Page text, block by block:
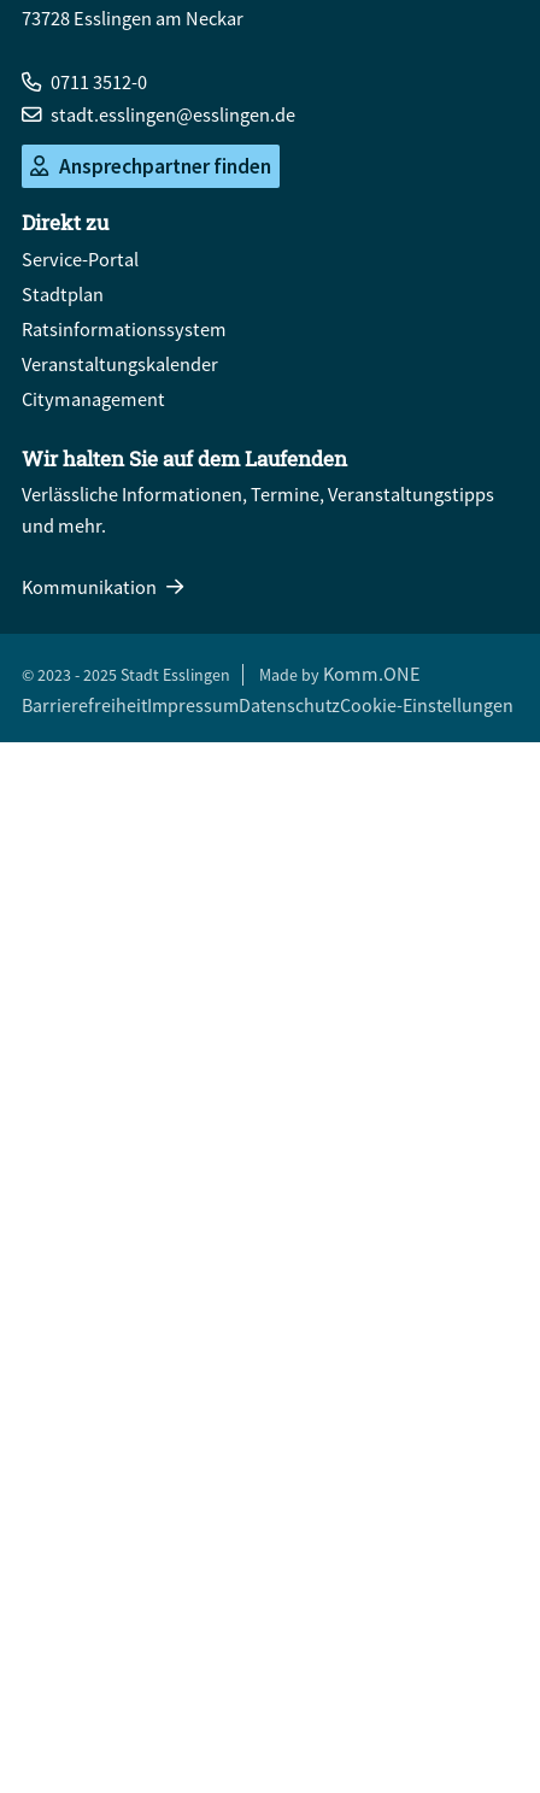
73728 Esslingen am Neckar
0711 3512-0
stadt.esslingen@esslingen.de
Ansprechpartner finden
Direkt zu
Service-Portal
Stadtplan
Ratsinformationssystem
Veranstaltungskalender
Citymanagement
Wir halten Sie auf dem Laufenden
Verlässliche Informationen, Termine, Veranstaltungstipps
und mehr.
Kommunikation
© 2023 - 2025 Stadt Esslingen Made by Komm.ONE
BarrierefreiheitImpressumDatenschutzCookie-Einstellungen